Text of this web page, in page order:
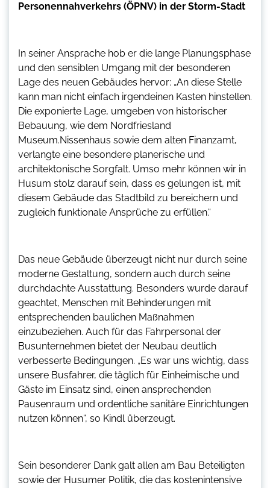
Personennahverkehrs (ÖPNV) in der Storm-Stadt
In seiner Ansprache hob er die lange Planungsphase
und den sensiblen Umgang mit der besonderen
Lage des neuen Gebäudes hervor: „An diese Stelle
kann man nicht einfach irgendeinen Kasten hinstellen.
Die exponierte Lage, umgeben von historischer
Bebauung, wie dem Nordfriesland
Museum.Nissenhaus sowie dem alten Finanzamt,
verlangte eine besondere planerische und
architektonische Sorgfalt. Umso mehr können wir in
Husum stolz darauf sein, dass es gelungen ist, mit
diesem Gebäude das Stadtbild zu bereichern und
zugleich funktionale Ansprüche zu erfüllen.“
Das neue Gebäude überzeugt nicht nur durch seine
moderne Gestaltung, sondern auch durch seine
durchdachte Ausstattung. Besonders wurde darauf
geachtet, Menschen mit Behinderungen mit
entsprechenden baulichen Maßnahmen
einzubeziehen. Auch für das Fahrpersonal der
Busunternehmen bietet der Neubau deutlich
verbesserte Bedingungen. „Es war uns wichtig, dass
unsere Busfahrer, die täglich für Einheimische und
Gäste im Einsatz sind, einen ansprechenden
Pausenraum und ordentliche sanitäre Einrichtungen
nutzen können“, so Kindl überzeugt.
Sein besonderer Dank galt allen am Bau Beteiligten
sowie der Husumer Politik, die das kostenintensive